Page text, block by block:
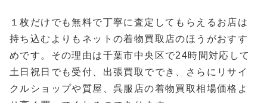
１枚だけでも無料で丁寧に査定してもらえるお店は
持ち込むよりもネットの着物買取店のほうがおすす
めです。その理由は千葉市中央区で24時間対応して
土日祝日でも受付、出張買取ででき、さらにリサイ
クルショップや質屋、呉服店の着物買取相場価格よ